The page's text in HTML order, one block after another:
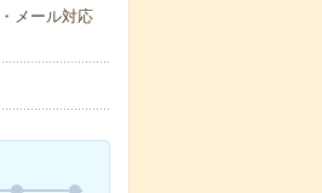
メール対応